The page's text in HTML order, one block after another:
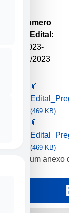
Número
do Edital:
023-
03/2023
📎
(469 KB)
📎
(469 KB)
Nenhum anexo